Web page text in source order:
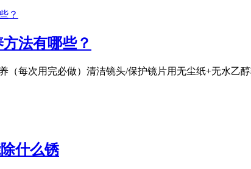
法有哪些？
（每次用完必做）清洁镜头/保护镜片用无尘纸+无水
什么锈